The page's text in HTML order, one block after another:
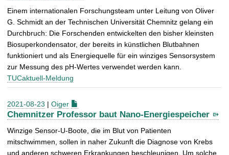
Einem inter­nationalen Forschungsteam unter Leitung von Oliver
G. Schmidt an der Technischen Universität Chemnitz gelang ein
Durchbruch: Die Forschenden entwickelten den bisher kleinsten
Biosuper­kondensator, der bereits in künst­lichen Blutbahnen
funktioniert und als Energiequelle für ein winziges Sensor­system
zur Messung des pH-Wertes verwendet werden kann.
TUCaktuell-Meldung
2021-08-23 | Oiger
Chemnitzer Professor baut Nano-Energiespeicher
Winzige Sensor-U-Boote, die im Blut von Patienten
mitschwimmen, sollen in naher Zukunft die Diagnose von Krebs
und anderen schweren Erkrankungen beschleunigen. Um solche